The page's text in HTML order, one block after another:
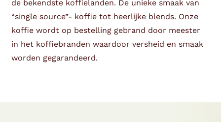
de bekendste koffielanden. De unieke smaak van
“single source”- koffie tot heerlijke blends. Onze
koffie wordt op bestelling gebrand door meester
in het koffiebranden waardoor versheid en smaak
worden gegarandeerd.